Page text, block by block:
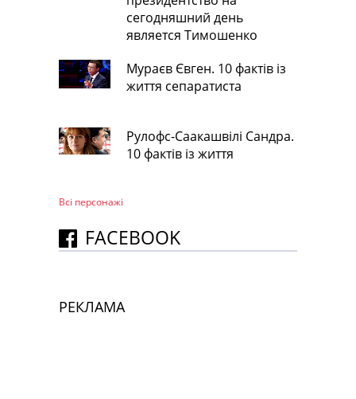
сегодняшний день
является Тимошенко
Мураєв Євген. 10 фактів із
життя сепаратиста
Рулофс-Саакашвілі Сандра.
10 фактів із життя
Всі персонажi
FACEBOOK
РЕКЛАМА